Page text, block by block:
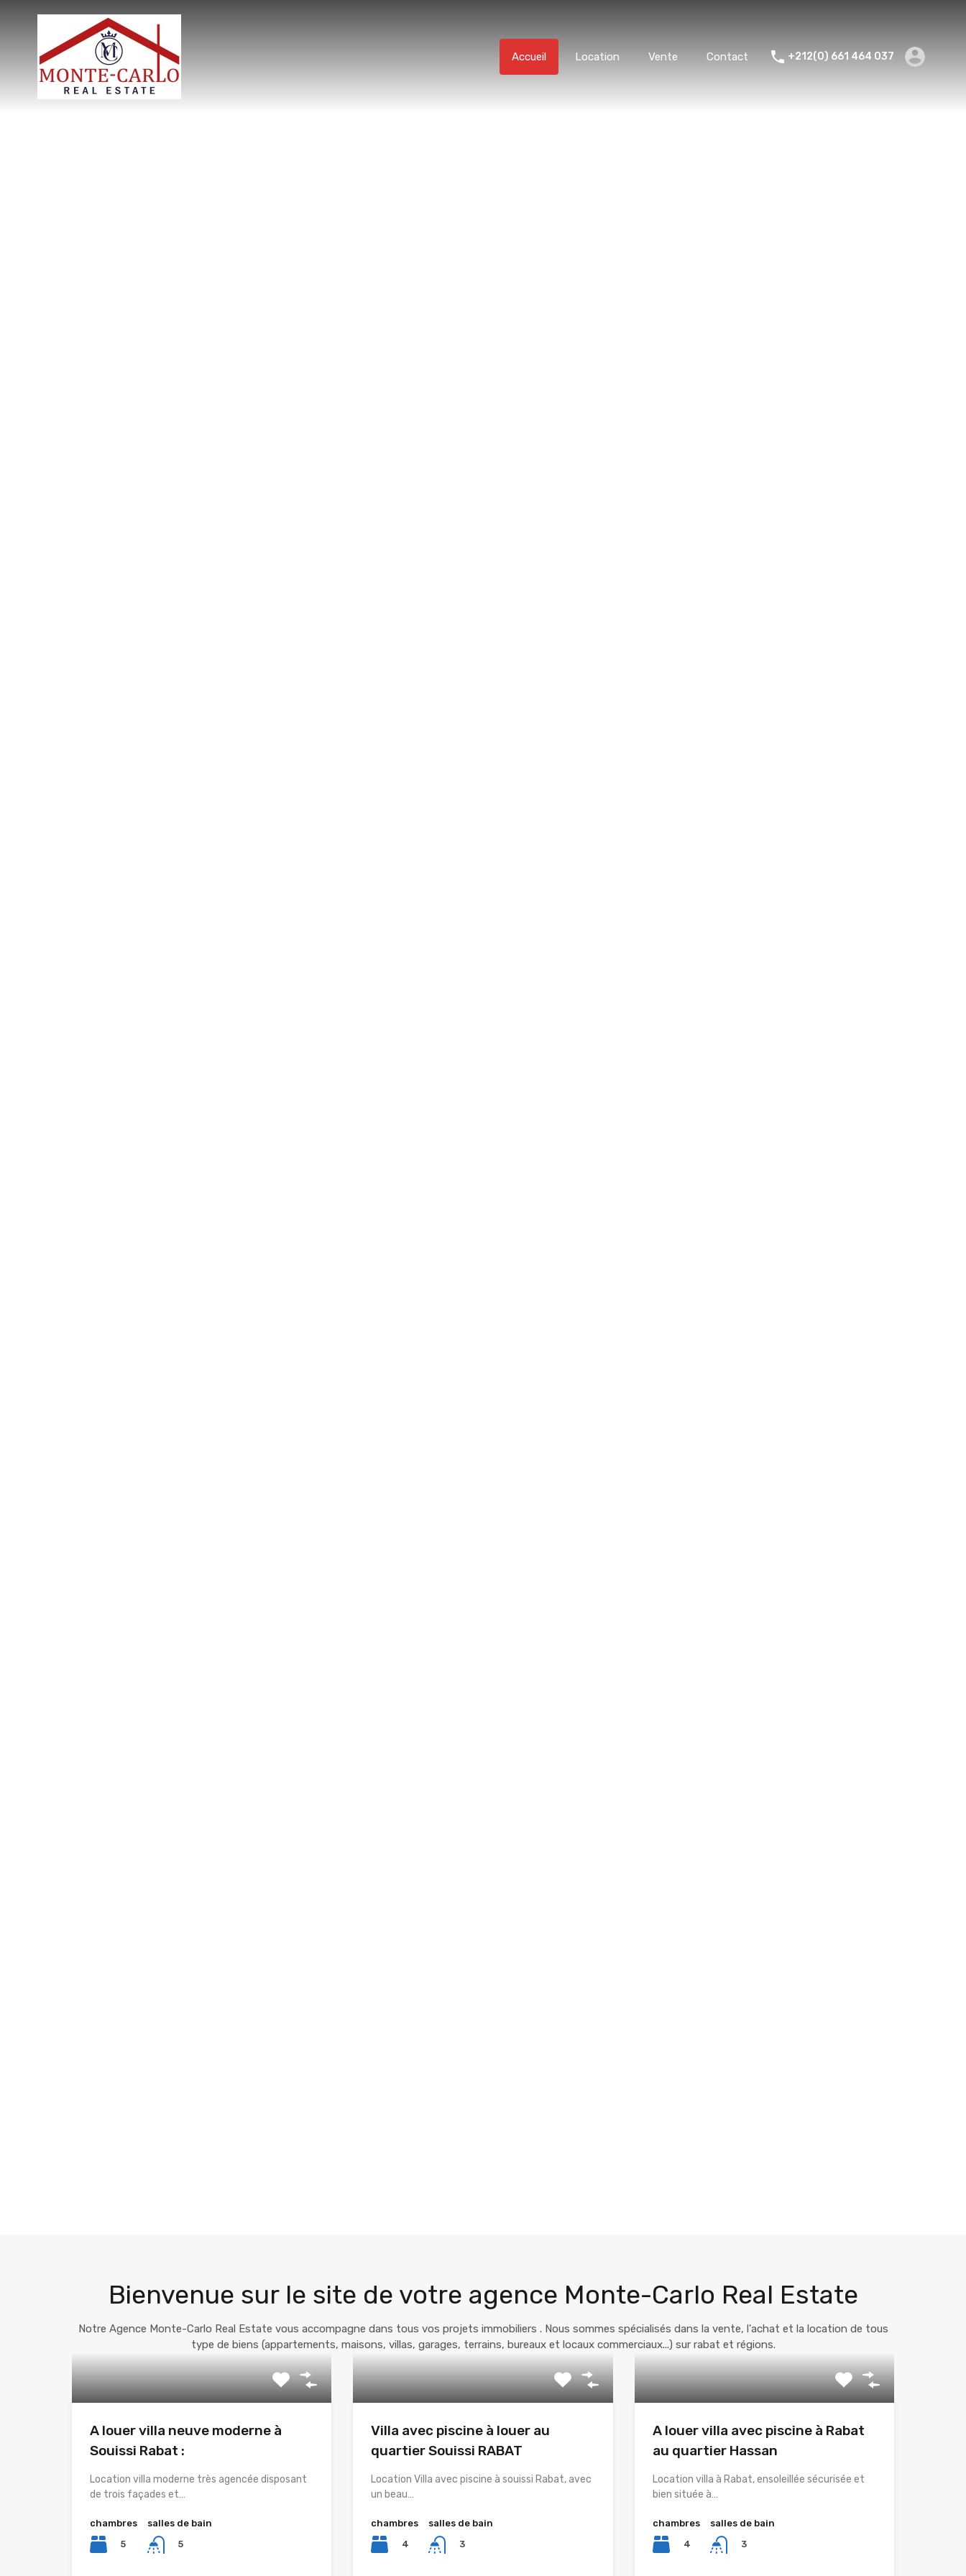
Accueil
Location Vente Contact +212(0) 661 464 037
Bienvenue sur le site de votre agence Monte-Carlo Real Estate
Notre Agence Monte-Carlo Real Estate vous accompagne dans tous vos projets immobiliers . Nous sommes spécialisés dans la vente, l'achat et la location de tous
type de biens (appartements, maisons, villas, garages, terrains, bureaux et locaux commerciaux...) sur rabat et régions.
A louer villa neuve moderne à
Souissi Rabat :
Location villa moderne très agencée disposant
de trois façades et…
chambres
5
salles de bain
5
Villa avec piscine à louer au
quartier Souissi RABAT
Location Villa avec piscine à souissi Rabat, avec
un beau…
chambres
4
salles de bain
3
A louer villa avec piscine à Rabat
au quartier Hassan
Location villa à Rabat, ensoleillée sécurisée et
bien située à…
chambres
4
salles de bain
3